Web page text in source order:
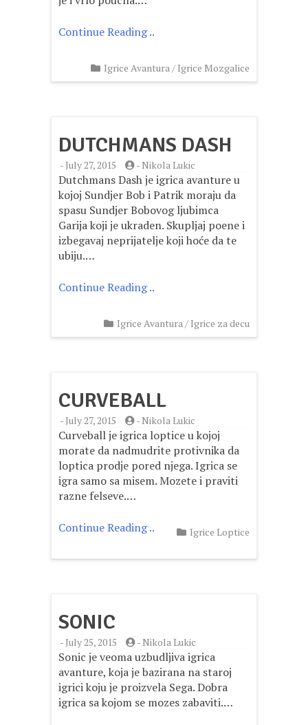
Continue Reading ..
Igrice Avantura/ Igrice Mozgalice
DUTCHMANS DASH
- July 27, 2015 -Nikola Lukic
Dutchmans Dash je igrica avanture u
kojoj Sundjer Bob i Patrik moraju da
spasu Sundjer Bobovog ljubimca
Garija koji je ukraden. Skupljaj poene i
izbegavaj neprijatelje koji hoće da te
ubiju.…
Continue Reading ..
Igrice Avantura/ Igrice za decu
CURVEBALL
- July 27, 2015 -Nikola Lukic
Curveball je igrica loptice u kojoj
morate da nadmudrite protivnika da
loptica prodje pored njega. Igrica se
igra samo sa misem. Mozete i praviti
razne felseve.…
Continue Reading .. Igrice Loptice
SONIC
- July 25, 2015 -Nikola Lukic
Sonic je veoma uzbudljiva igrica
avanture, koja je bazirana na staroj
igrici koju je proizvela Sega. Dobra
igrica sa kojom se mozes zabaviti.…